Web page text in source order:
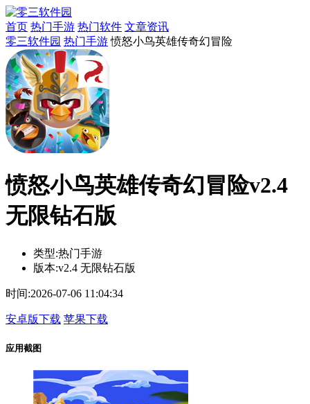
首页 热门手游 热门软件 文章资讯
零三软件园 热门手游愤怒小鸟英雄传奇幻冒险
愤怒小鸟英雄传奇幻冒险v2.4
无限钻石版
类型:热门手游
版本:v2.4 无限钻石版
时间:2026-07-06 11:04:34
安卓版下载 苹果下载
应用截图